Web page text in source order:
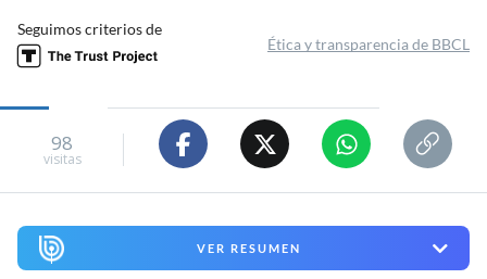
Seguimos criterios de
Ética y transparencia de BBCL
98
visitas
VER RESUMEN